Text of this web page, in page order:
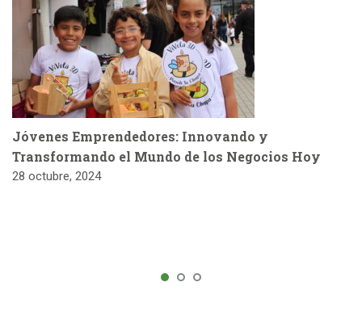
Jóvenes Emprendedores: Innovando y
Transformando el Mundo de los Negocios Hoy
28 octubre, 2024